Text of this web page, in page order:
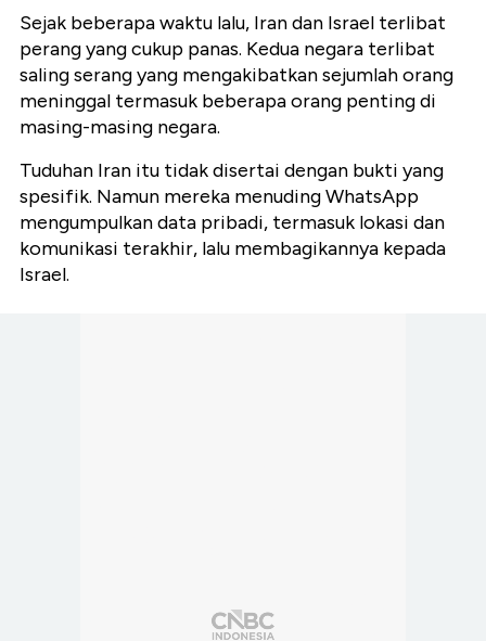
Sejak beberapa waktu lalu, Iran dan Israel terlibat
perang yang cukup panas. Kedua negara terlibat
saling serang yang mengakibatkan sejumlah orang
meninggal termasuk beberapa orang penting di
masing-masing negara.
Tuduhan Iran itu tidak disertai dengan bukti yang
spesifik. Namun mereka menuding WhatsApp
mengumpulkan data pribadi, termasuk lokasi dan
komunikasi terakhir, lalu membagikannya kepada
Israel.